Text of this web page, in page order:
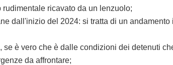
ricavato da un lenzuolo;
del 2024: si tratta di un andamento
vero che è dalle condizioni dei detenuti
da affrontare;